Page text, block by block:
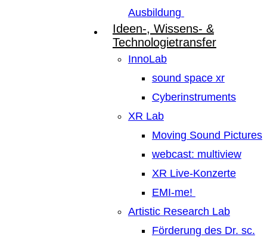
Ausbildung
Ideen-, Wissens- &
Technologietransfer
InnoLab
sound space xr
Cyberinstruments
XR Lab
Moving Sound Pictures
webcast: multiview
XR Live-Konzerte
EMI-me!
Artistic Research Lab
Förderung des Dr. sc.